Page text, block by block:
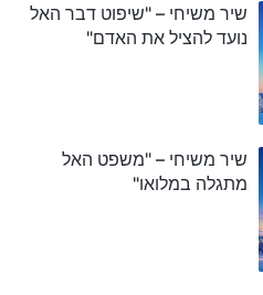
שיר משיחי – "שיפוט דבר האל
נועד להציל את האדם"
שיר משיחי – "משפט האל
מתגלה במלואו"